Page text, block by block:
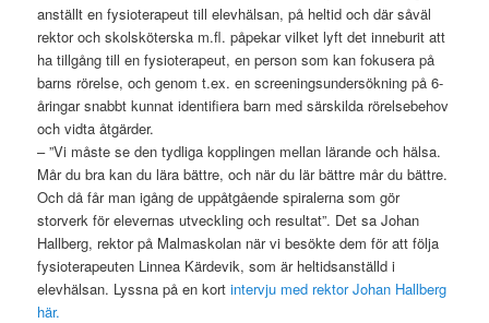
anställt en fysioterapeut till elevhälsan, på heltid och där såväl
rektor och skolsköterska m.fl. påpekar vilket lyft det inneburit att
ha tillgång till en fysioterapeut, en person som kan fokusera på
barns rörelse, och genom t.ex. en screeningsundersökning på 6-
åringar snabbt kunnat identifiera barn med särskilda rörelsebehov
och vidta åtgärder.
– ”Vi måste se den tydliga kopplingen mellan lärande och hälsa.
Mår du bra kan du lära bättre, och när du lär bättre mår du bättre.
Och då får man igång de uppåtgående spiralerna som gör
storverk för elevernas utveckling och resultat”. Det sa Johan
Hallberg, rektor på Malmaskolan när vi besökte dem för att följa
fysioterapeuten Linnea Kärdevik, som är heltidsanställd i
elevhälsan. Lyssna på en kortintervju med rektor Johan Hallberg
här.